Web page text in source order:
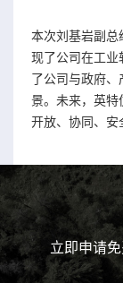
本次刘基岩副总
现了公司在工业
了公司与政府
景。未来，英特
开放、协同、安
立即申请